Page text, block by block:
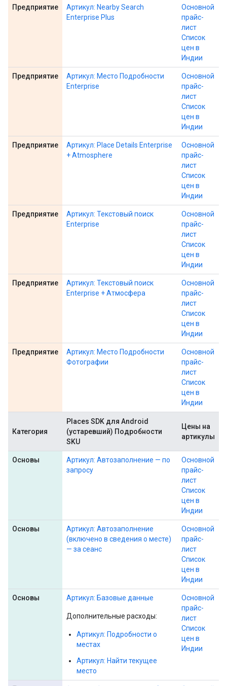
Предприятие
Артикул: Nearby Search
Enterprise Plus
Основной
прайс-
лист
Список
цен в
Индии
Предприятие
Артикул: Место Подробности
Enterprise
Основной
прайс-
лист
Список
цен в
Индии
Предприятие
Артикул: Place Details Enterprise
+ Atmosphere
Основной
прайс-
лист
Список
цен в
Индии
Предприятие
Артикул: Текстовый поиск
Enterprise
Основной
прайс-
лист
Список
цен в
Индии
Предприятие
Артикул: Текстовый поиск
Enterprise + Атмосфера
Основной
прайс-
лист
Список
цен в
Индии
Предприятие
Артикул: Место Подробности
Фотографии
Основной
прайс-
лист
Список
цен в
Индии
Категория
Places SDK для Android
(устаревший) Подробности
SKU
Цены на
артикулы
Основы
Артикул: Автозаполнение — по
запросу
Основной
прайс-
лист
Список
цен в
Индии
Основы
Артикул: Автозаполнение
(включено в сведения о месте)
— за сеанс
Основной
прайс-
лист
Список
цен в
Индии
Основы Артикул: Базовые данные
Дополнительные расходы:
Артикул: Подробности о
местах
Артикул: Найти текущее
место
Основной
прайс-
лист
Список
цен в
Индии